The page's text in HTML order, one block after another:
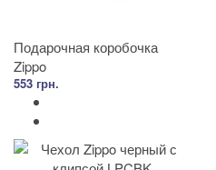
Подарочная коробочка
Zippo
553 грн.